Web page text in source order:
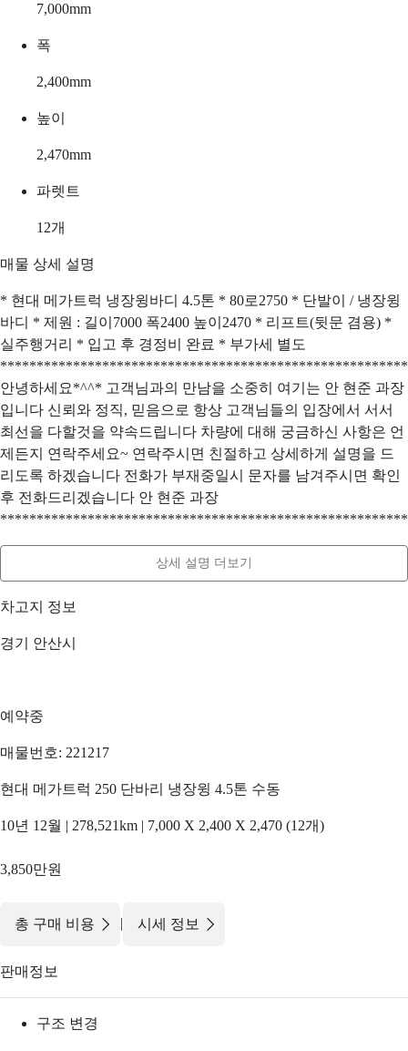
7,000mm
폭
2,400mm
높이
2,470mm
파렛트
12개
매물 상세 설명
* 현대 메가트럭 냉장윙바디 4.5톤 * 80로2750 * 단발이 / 냉장윙
바디 * 제원 : 길이7000 폭2400 높이2470 * 리프트(뒷문 겸용) *
실주행거리 * 입고 후 경정비 완료 * 부가세 별도
안녕하세요*^^* 고객님과의 만남을 소중히 여기는 안 현준 과장
입니다 신뢰와 정직, 믿음으로 항상 고객님들의 입장에서 서서
최선을 다할것을 약속드립니다 차량에 대해 궁금하신 사항은 언
제든지 연락주세요~ 연락주시면 친절하고 상세하게 설명을 드
리도록 하겠습니다 전화가 부재중일시 문자를 남겨주시면 확인
후 전화드리겠습니다 안 현준 과장
상세 설명 더보기
차고지 정보
경기 안산시
예약중
매물번호: 221217
현대 메가트럭 250 단바리 냉장윙 4.5톤 수동
10년 12월 | 278,521km | 7,000 X 2,400 X 2,470 (12개)
3,850만원
총 구매 비용 | 시세 정보
판매정보
구조 변경